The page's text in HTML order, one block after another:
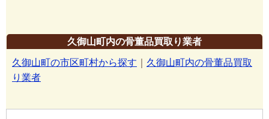
久御山町内の骨董品買取り業者
久御山町の市区町村から探す
久御山町内の骨董品買取
り業者